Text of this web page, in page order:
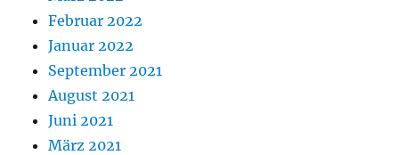
Februar 2022
Januar 2022
September 2021
August 2021
Juni 2021
März 2021